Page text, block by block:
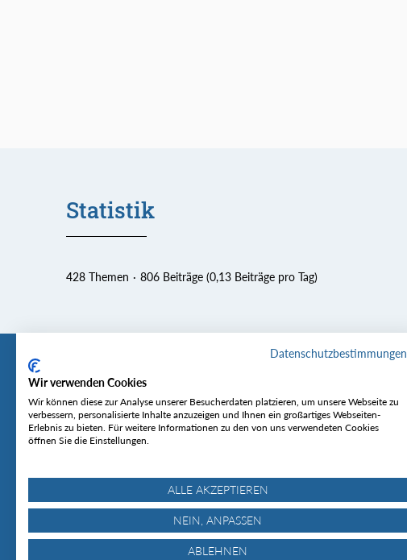
Statistik
428 Themen 806 Beiträge (0,13 Beiträge pro Tag)
Tourentipp
Über uns
Wetter & Lawinenlage
Datenschutzbestimmungen
Wir verwenden Cookies
Wir können diese zur Analyse unserer Besucherdaten platzieren, um unsere Webseite zu
verbessern, personalisierte Inhalte anzuzeigen und Ihnen ein großartiges Webseiten-
Erlebnis zu bieten. Für weitere Informationen zu den von uns verwendeten Cookies
öffnen Sie die Einstellungen.
ALLE AKZEPTIEREN
NEIN, ANPASSEN
ABLEHNEN